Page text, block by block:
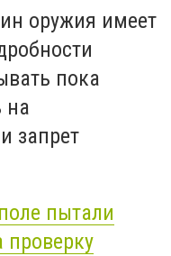
оружия имеет
пока
на
запрет
пытали
проверку